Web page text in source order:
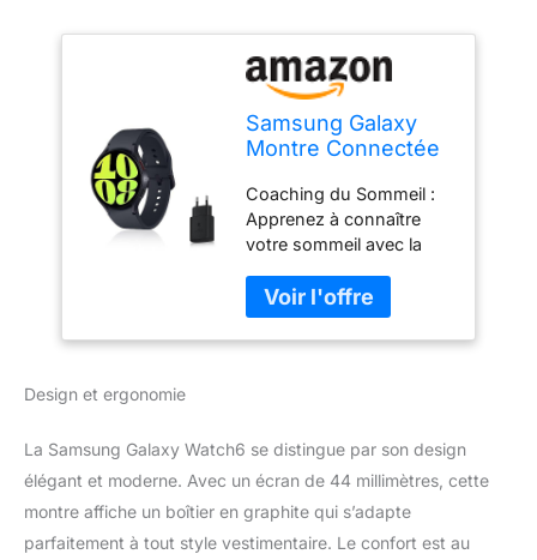
Samsung Galaxy
Montre Connectée
Chargeur, Suivi de
Santé, Suivi Sportif,
Bluetooth, 44mm,
Noir, Exclusivité
Amazon Version FR
Coaching du Sommeil :
Apprenez à connaître
votre sommeil avec la
Watch6. Son traqueur
optimisé vous donne un
suivi détaillé de vos
Composition corporelle :
Prenez soin de vous et
corporelles grâce au
capteur Samsung
Design et ergonomie
La Samsung Galaxy Watch6 se distingue par son design
élégant et moderne. Avec un écran de 44 millimètres, cette
montre affiche un boîtier en graphite qui s’adapte
parfaitement à tout style vestimentaire. Le confort est au